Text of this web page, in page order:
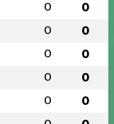
0 0
0 0
0 0
0 0
0 0